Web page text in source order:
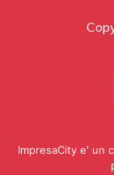
ImpresaCity e' un